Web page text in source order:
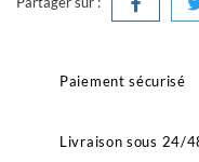
Paiement sécurisé
Livraison sous 24/